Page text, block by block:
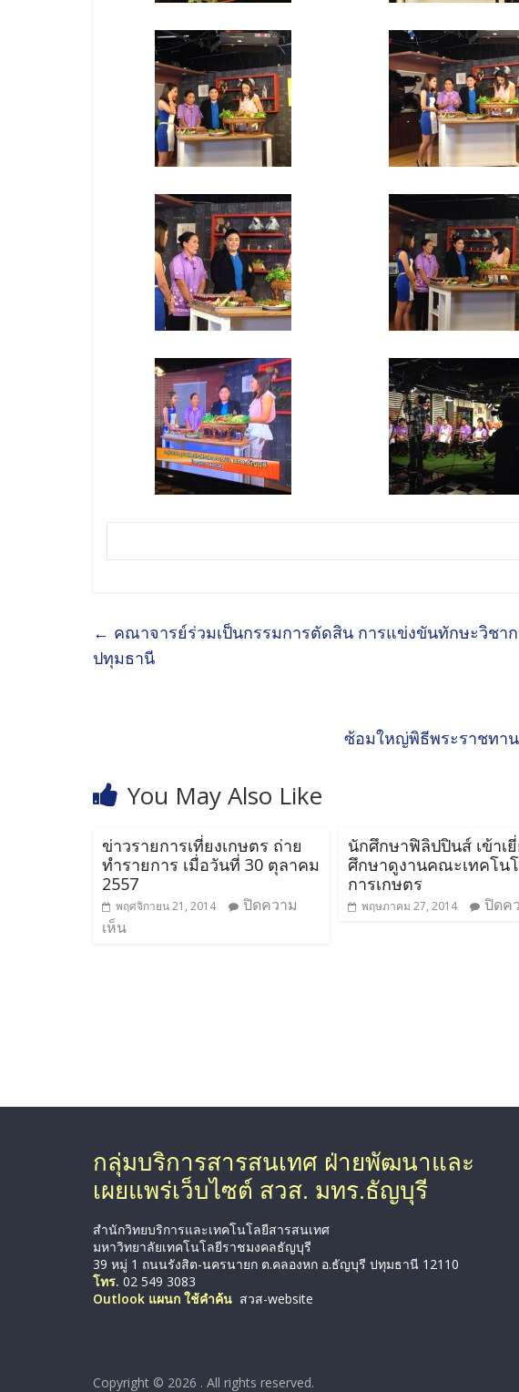
← คณาจารย์ร่วมเป็นกรรมการตัดสิน การแข่งขันทักษะวิชา
ปทุมธานี
ซ้อมใหญ่พิธีพระราชทาน
You May Also Like
ข่าวรายการเที่ยงเกษตร ถ่าย
ทำรายการ เมื่อวันที่ 30 ตุลาคม
2557
พฤศจิกายน 21, 2014
ปิดความ
เห็น
นักศึกษาฟิลิปปินส์ เข้าเ
ศึกษาดูงานคณะเทคโน
การเกษตร
พฤษภาคม 27, 2014 ปิดค
กลุ่มบริการสารสนเทศ ฝ่ายพัฒนาและ
เผยแพร่เว็บไซต์ สวส. มทร.ธัญบุรี
สำนักวิทยบริการและเทคโนโลยีสารสนเทศ
มหาวิทยาลัยเทคโนโลยีราชมงคลธัญบุรี
39 หมู่ 1 ถนนรังสิต-นครนายก ต.คลองหก อ.ธัญบุรี ปทุมธานี 12110
โทร. 02 549 3083
Outlook แผนก ใช้คำค้น สวส-website
Copyright © 2026 . All rights reserved.